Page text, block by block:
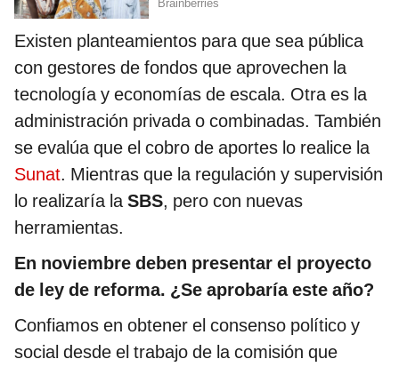
Existen planteamientos para que sea pública
con gestores de fondos que aprovechen la
tecnología y economías de escala. Otra es la
administración privada o combinadas. También
se evalúa que el cobro de aportes lo realice la
Sunat. Mientras que la regulación y supervisión
lo realizaría laSBS, pero con nuevas
herramientas.
En noviembre deben presentar el proyecto
de ley de reforma. ¿Se aprobaría este año?
Confiamos en obtener el consenso político y
social desde el trabajo de la comisión que